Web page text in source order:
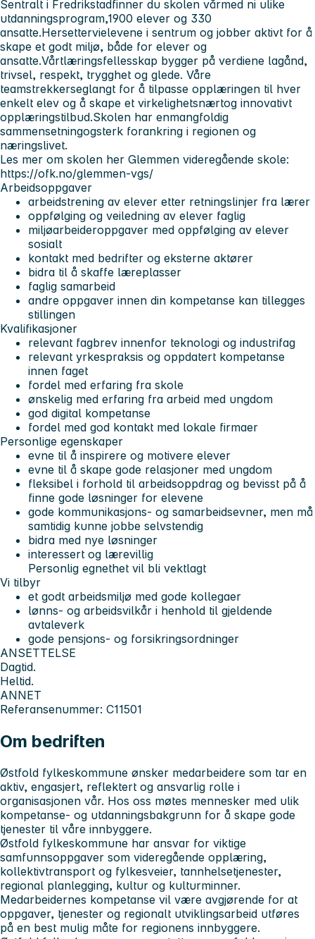
Sentralt i Fredrikstadfinner du skolen vårmed ni ulike
utdanningsprogram,1900 elever og 330
ansatte.Hersettervielevene i sentrum og jobber aktivt for å
skape et godt miljø, både for elever og
ansatte.Vårtlæringsfellesskap bygger på verdiene lagånd,
trivsel, respekt, trygghet og glede. Våre
teamstrekkerseglangt for å tilpasse opplæringen til hver
enkelt elev og å skape et virkelighetsnærtog innovativt
opplæringstilbud.Skolen har enmangfoldig
sammensetningogsterk forankring i regionen og
næringslivet.
Les mer om skolen her Glemmen videregående skole:
https://ofk.no/glemmen-vgs/
Arbeidsoppgaver
arbeidstrening av elever etter retningslinjer fra lærer
oppfølging og veiledning av elever faglig
miljøarbeideroppgaver med oppfølging av elever
sosialt
kontakt med bedrifter og eksterne aktører
bidra til å skaffe læreplasser
faglig samarbeid
andre oppgaver innen din kompetanse kan tillegges
stillingen
Kvalifikasjoner
relevant fagbrev innenfor teknologi og industrifag
relevant yrkespraksis og oppdatert kompetanse
innen faget
fordel med erfaring fra skole
ønskelig med erfaring fra arbeid med ungdom
god digital kompetanse
fordel med god kontakt med lokale firmaer
Personlige egenskaper
evne til å inspirere og motivere elever
evne til å skape gode relasjoner med ungdom
fleksibel i forhold til arbeidsoppdrag og bevisst på å
finne gode løsninger for elevene
gode kommunikasjons- og samarbeidsevner, men må
samtidig kunne jobbe selvstendig
bidra med nye løsninger
interessert og lærevillig
Personlig egnethet vil bli vektlagt
Vi tilbyr
et godt arbeidsmiljø med gode kollegaer
lønns- og arbeidsvilkår i henhold til gjeldende
avtaleverk
gode pensjons- og forsikringsordninger
ANSETTELSE
Dagtid.
Heltid.
ANNET
Referansenummer: C11501
Om bedriften
Østfold fylkeskommune ønsker medarbeidere som tar en
aktiv, engasjert, reflektert og ansvarlig rolle i
organisasjonen vår. Hos oss møtes mennesker med ulik
kompetanse- og utdanningsbakgrunn for å skape gode
tjenester til våre innbyggere.
Østfold fylkeskommune har ansvar for viktige
samfunnsoppgaver som videregående opplæring,
kollektivtransport og fylkesveier, tannhelsetjenester,
regional planlegging, kultur og kulturminner.
Medarbeidernes kompetanse vil være avgjørende for at
oppgaver, tjenester og regionalt utviklingsarbeid utføres
på en best mulig måte for regionens innbyggere.